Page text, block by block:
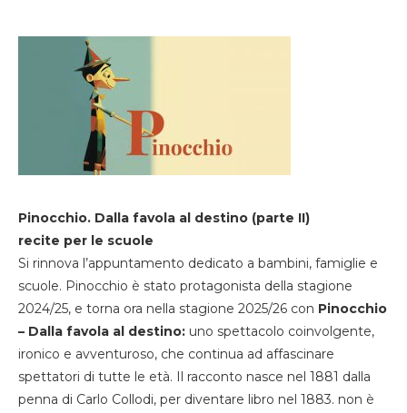
Pinocchio. Dalla favola al destino (parte II)
recite per le scuole
Si rinnova l’appuntamento dedicato a bambini, famiglie e
scuole. Pinocchio è stato protagonista della stagione
2024/25, e torna ora nella stagione 2025/26 con Pinocchio
– Dalla favola al destino: uno spettacolo coinvolgente,
ironico e avventuroso, che continua ad affascinare
spettatori di tutte le età. Il racconto nasce nel 1881 dalla
penna di Carlo Collodi, per diventare libro nel 1883. non è